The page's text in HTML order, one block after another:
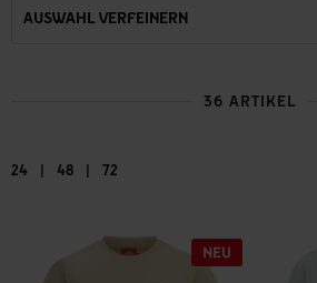
AUSWAHL VERFEINERN
36 ARTIKEL
24 | 48 | 72